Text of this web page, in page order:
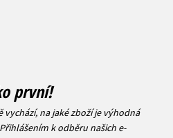
první!
vychází, na jaké zboží je výhodná
k odběru našich e-